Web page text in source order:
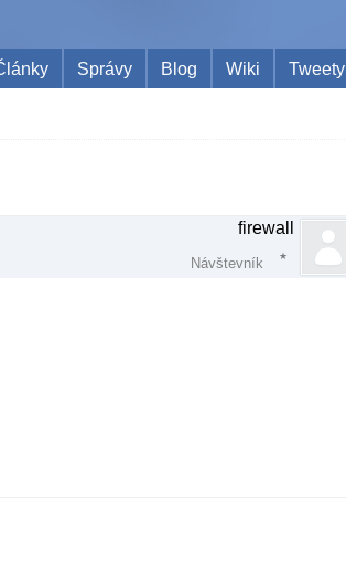
Správy Blog Wiki Tweety
firewall
Návštevník